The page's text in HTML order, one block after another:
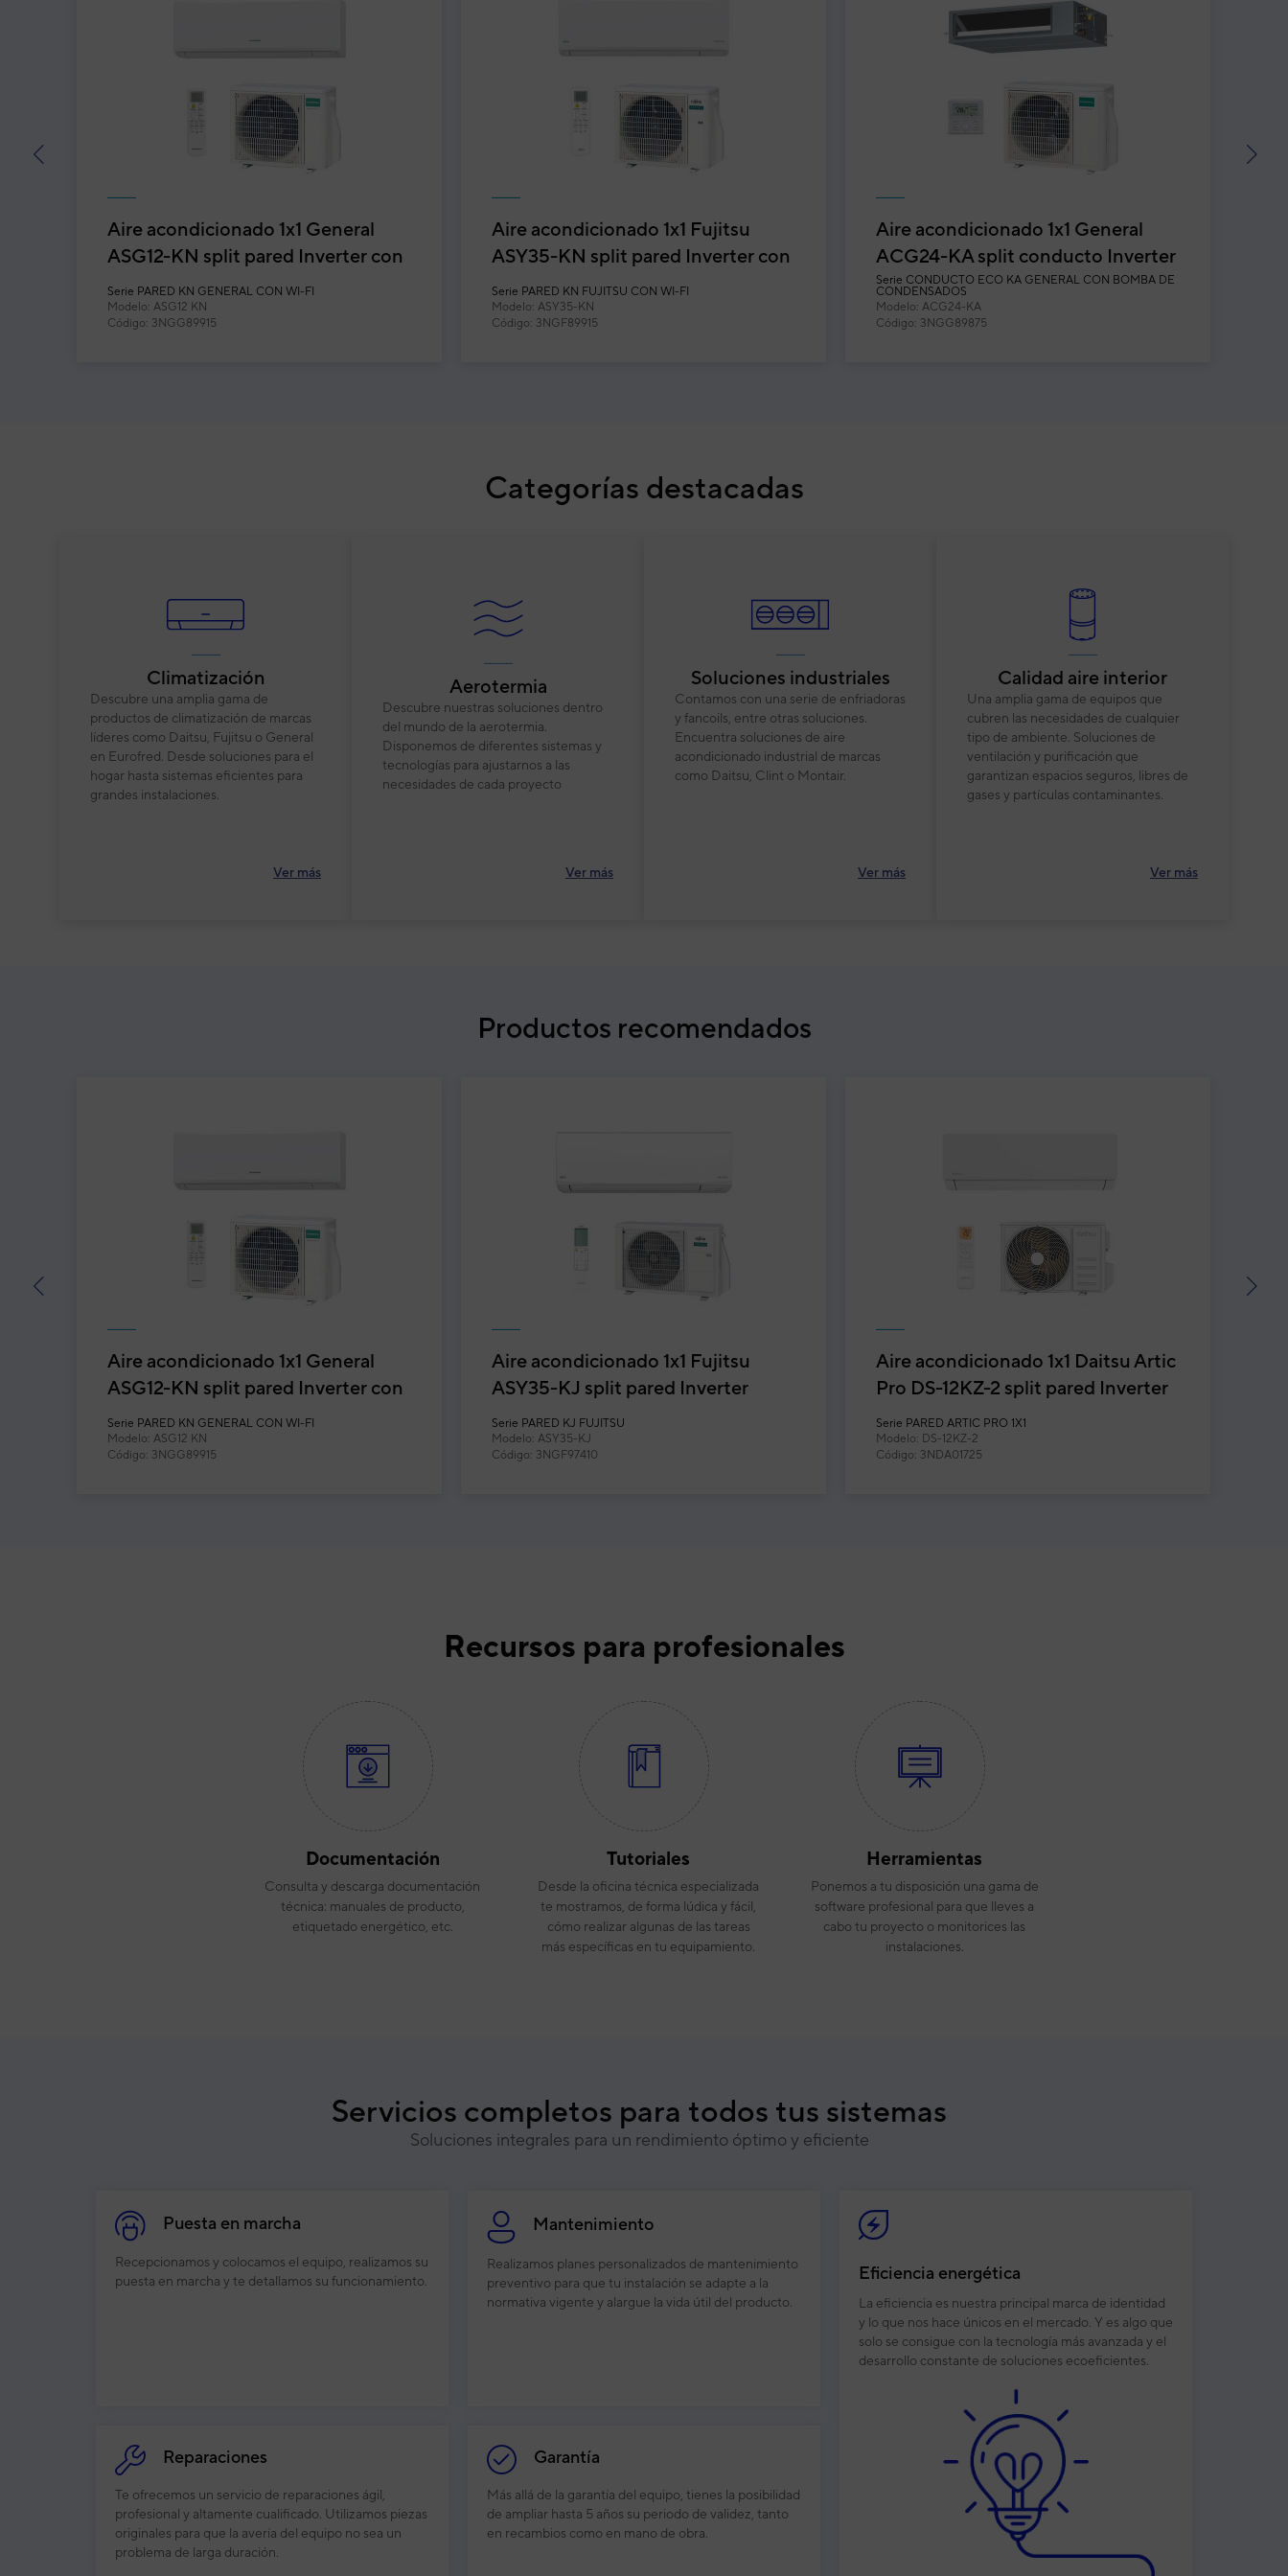
Aire acondicionado 1x1 General
ASG12-KN split pared Inverter con
Wi-Fi incluido
Serie PARED KN GENERAL CON WI-FI
Modelo: ASG12 KN
Código: 3NGG89915
Aire acondicionado 1x1 Fujitsu
ASY35-KN split pared Inverter con
Wi-Fi incluido
Serie PARED KN FUJITSU CON WI-FI
Modelo: ASY35-KN
Código: 3NGF89915
Aire acondicionado 1x1 General
ACG24-KA split conducto Inverter
con bomba de condensados
Serie CONDUCTO ECO KA GENERAL CON BOMBA DE
CONDENSADOS
Modelo: ACG24-KA
Código: 3NGG89875
Categorías destacadas
Climatización
Descubre una amplia gama de
productos de climatización de marcas
líderes como Daitsu, Fujitsu o General
en Eurofred. Desde soluciones para el
hogar hasta sistemas eficientes para
grandes instalaciones.
Ver más
Aerotermia
Descubre nuestras soluciones dentro
del mundo de la aerotermia.
Disponemos de diferentes sistemas y
tecnologías para ajustarnos a las
necesidades de cada proyecto
Ver más
Soluciones industriales
Contamos con una serie de enfriadoras
y fancoils, entre otras soluciones.
Encuentra soluciones de aire
acondicionado industrial de marcas
como Daitsu, Clint o Montair.
Ver más
Calidad aire interior
Una amplia gama de equipos que
cubren las necesidades de cualquier
tipo de ambiente. Soluciones de
ventilación y purificación que
garantizan espacios seguros, libres de
gases y partículas contaminantes.
Ver más
Productos recomendados
Aire acondicionado 1x1 General
ASG12-KN split pared Inverter con
Wi-Fi incluido
Serie PARED KN GENERAL CON WI-FI
Modelo: ASG12 KN
Código: 3NGG89915
Aire acondicionado 1x1 Fujitsu
ASY35-KJ split pared Inverter
blanco
Serie PARED KJ FUJITSU
Modelo: ASY35-KJ
Código: 3NGF97410
Aire acondicionado 1x1 Daitsu Artic
Pro DS-12KZ-2 split pared Inverter
Serie PARED ARTIC PRO 1X1
Modelo: DS-12KZ-2
Código: 3NDA01725
Recursos para profesionales
Documentación
Consulta y descarga documentación
técnica: manuales de producto,
etiquetado energético, etc.
Tutoriales
Desde la oficina técnica especializada
te mostramos, de forma lúdica y fácil,
cómo realizar algunas de las tareas
más específicas en tu equipamiento.
Herramientas
Ponemos a tu disposición una gama de
software profesional para que lleves a
cabo tu proyecto o monitorices las
instalaciones.
Servicios completos para todos tus sistemas
Soluciones integrales para un rendimiento óptimo y eficiente
Puesta en marcha
Recepcionamos y colocamos el equipo, realizamos su
puesta en marcha y te detallamos su funcionamiento.
Mantenimiento
Realizamos planes personalizados de mantenimiento
preventivo para que tu instalación se adapte a la
normativa vigente y alargue la vida útil del producto.
Reparaciones
Te ofrecemos un servicio de reparaciones ágil,
profesional y altamente cualificado. Utilizamos piezas
originales para que la avería del equipo no sea un
problema de larga duración.
Garantía
Más allá de la garantía del equipo, tienes la posibilidad
de ampliar hasta 5 años su periodo de validez, tanto
en recambios como en mano de obra.
Eficiencia energética
La eficiencia es nuestra principal marca de identidad
y lo que nos hace únicos en el mercado. Y es algo que
solo se consigue con la tecnología más avanzada y el
desarrollo constante de soluciones ecoeficientes.